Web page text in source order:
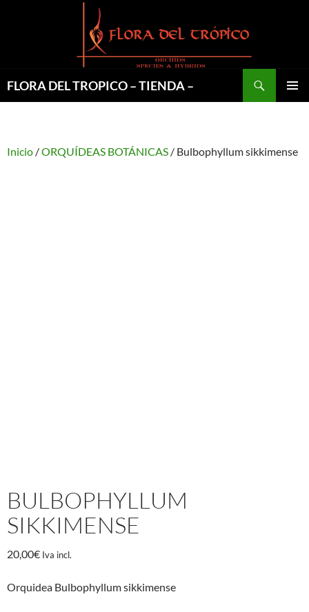
FLORA DEL TROPICO – TIENDA –
Inicio /ORQUÍDEAS BOTÁNICAS / Bulbophyllum sikkimense
BULBOPHYLLUM
SIKKIMENSE
20,00€ Iva incl.
Orquidea Bulbophyllum sikkimense